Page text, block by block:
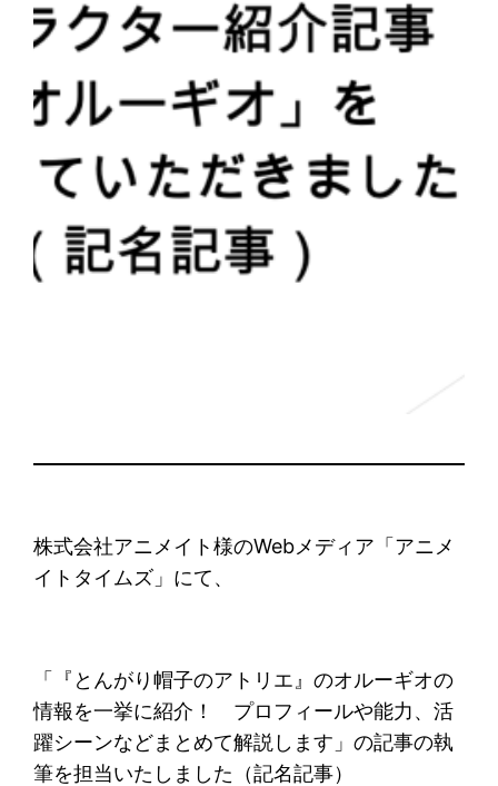
株式会社アニメイト様のWebメディア「アニメ
イトタイムズ」にて、
「『とんがり帽子のアトリエ』のオルーギオの
情報を一挙に紹介！ プロフィールや能力、活
躍シーンなどまとめて解説します」の記事の執
筆を担当いたしました（記名記事）